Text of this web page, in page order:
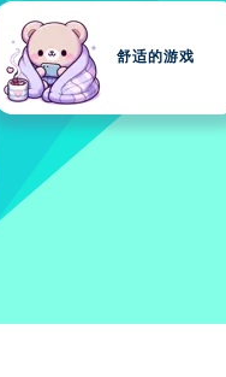
舒适的游戏